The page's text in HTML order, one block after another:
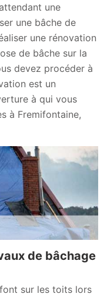
une
une bâche de
une rénovation
de bâche sur la
devez procéder à
est un
à qui vous
à Fremifontaine,
de bâchage
sur les toits lors